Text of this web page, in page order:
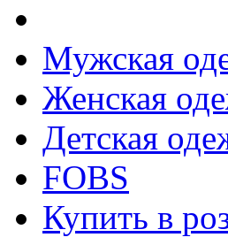
Мужская
Женская
Детская
FOBS
Купить в